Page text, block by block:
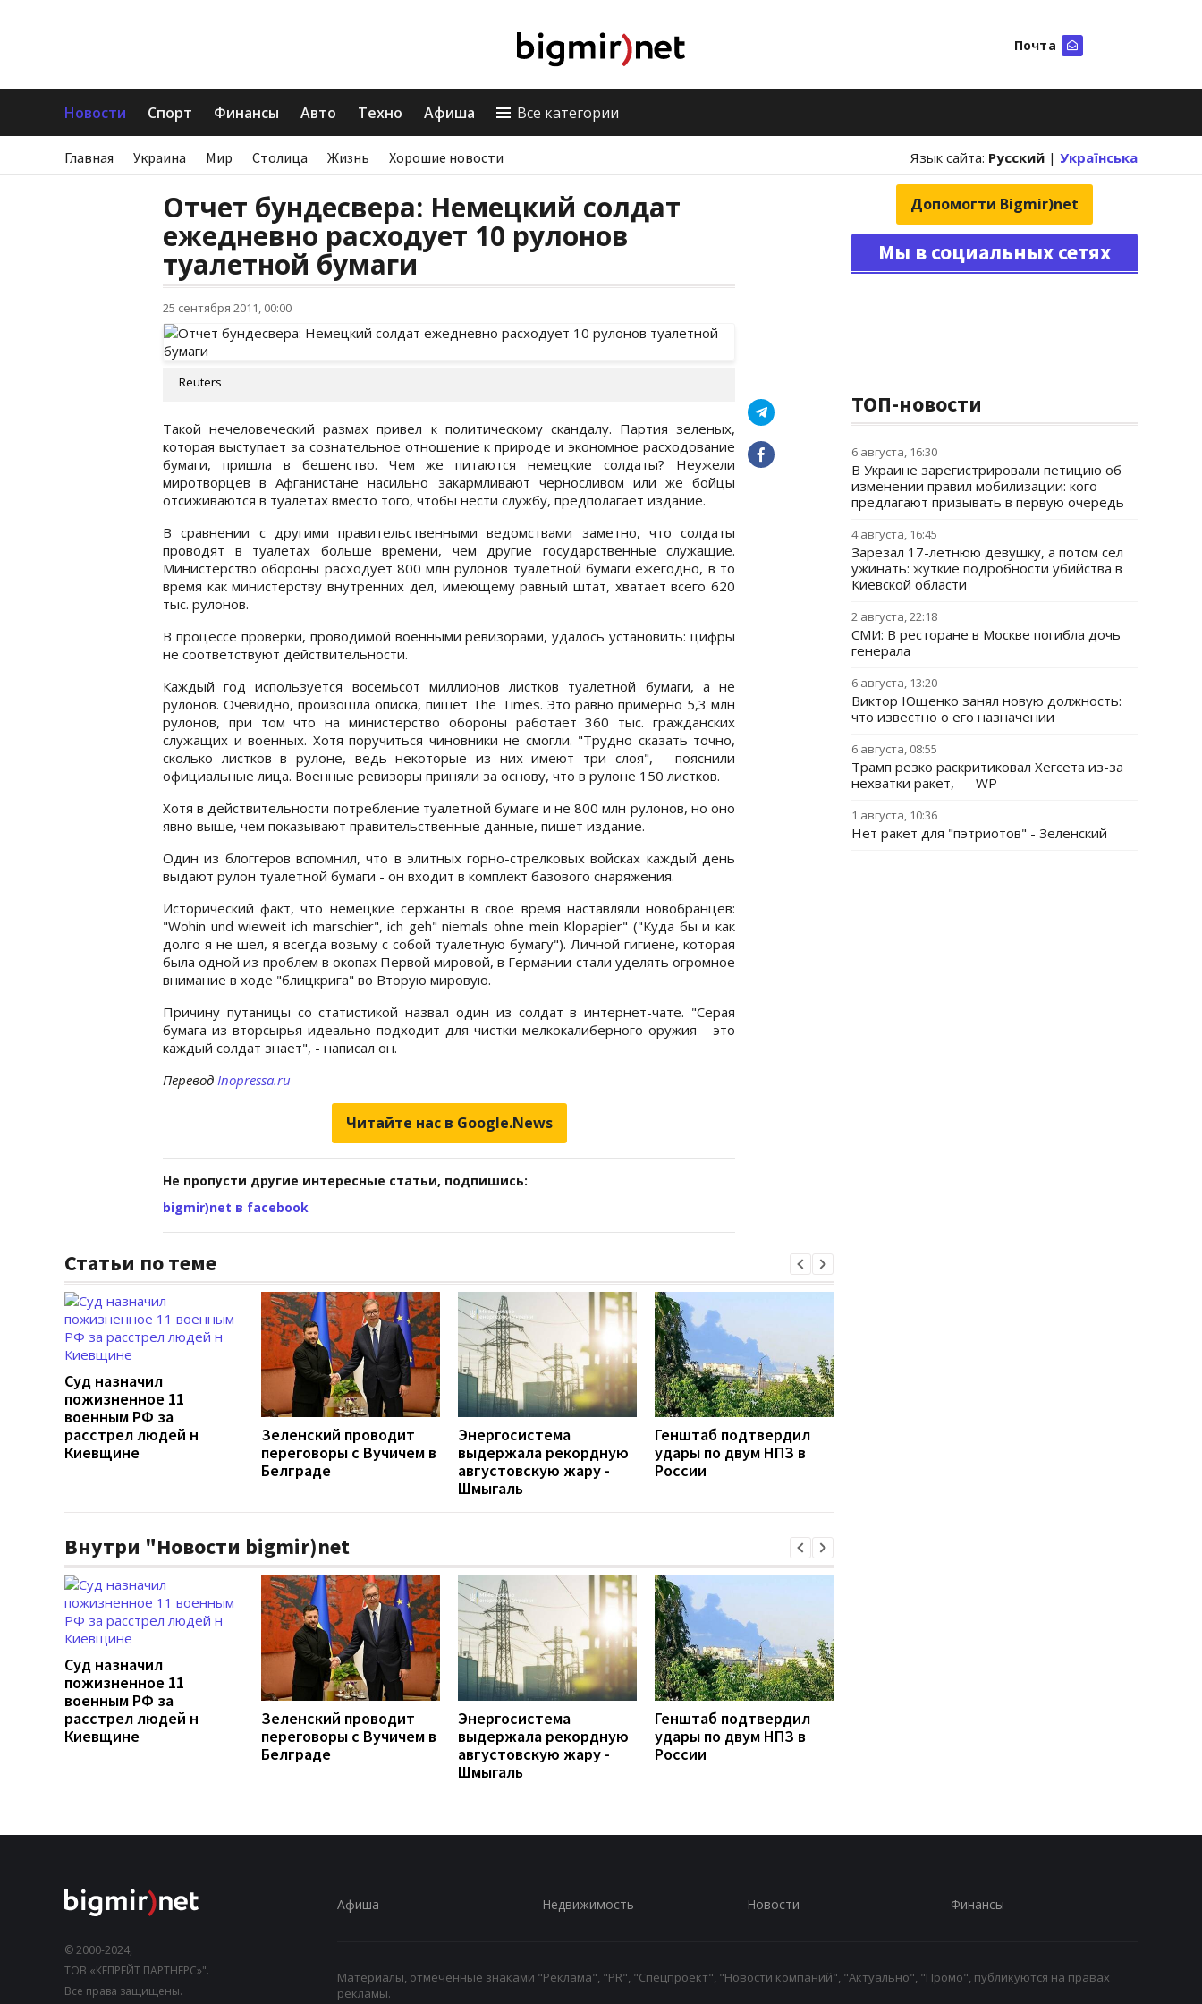
Почта
Новости Спорт Финансы Авто Техно Афиша Все категории
Главная Украина Мир Столица Жизнь Хорошие новости Язык сайта: Русский | Українська
Отчет бундесвера: Немецкий солдат
ежедневно расходует 10 рулонов
туалетной бумаги
25 сентября 2011, 00:00
Reuters
Такой нечеловеческий размах привел к политическому скандалу. Партия зеленых,
которая выступает за сознательное отношение к природе и экономное расходование
бумаги, пришла в бешенство. Чем же питаются немецкие солдаты? Неужели
миротворцев в Афганистане насильно закармливают черносливом или же бойцы
отсиживаются в туалетах вместо того, чтобы нести службу, предполагает издание.
В сравнении с другими правительственными ведомствами заметно, что солдаты
проводят в туалетах больше времени, чем другие государственные служащие.
Министерство обороны расходует 800 млн рулонов туалетной бумаги ежегодно, в то
время как министерству внутренних дел, имеющему равный штат, хватает всего 620
тыс. рулонов.
В процессе проверки, проводимой военными ревизорами, удалось установить: цифры
не соответствуют действительности.
Каждый год используется восемьсот миллионов листков туалетной бумаги, а не
рулонов. Очевидно, произошла описка, пишет The Times. Это равно примерно 5,3 млн
рулонов, при том что на министерство обороны работает 360 тыс. гражданских
служащих и военных. Хотя поручиться чиновники не смогли. "Трудно сказать точно,
сколько листков в рулоне, ведь некоторые из них имеют три слоя", - пояснили
официальные лица. Военные ревизоры приняли за основу, что в рулоне 150 листков.
Хотя в действительности потребление туалетной бумаге и не 800 млн рулонов, но оно
явно выше, чем показывают правительственные данные, пишет издание.
Один из блоггеров вспомнил, что в элитных горно-стрелковых войсках каждый день
выдают рулон туалетной бумаги - он входит в комплект базового снаряжения.
Исторический факт, что немецкие сержанты в свое время наставляли новобранцев:
"Wohin und wieweit ich marschier", ich geh" niemals ohne mein Klopapier" ("Куда бы и как
долго я не шел, я всегда возьму с собой туалетную бумагу"). Личной гигиене, которая
была одной из проблем в окопах Первой мировой, в Германии стали уделять огромное
внимание в ходе "блицкрига" во Вторую мировую.
Причину путаницы со статистикой назвал один из солдат в интернет-чате. "Серая
бумага из вторсырья идеально подходит для чистки мелкокалиберного оружия - это
каждый солдат знает", - написал он.
Перевод Inopressa.ru
Читайте нас в Google.News
Не пропусти другие интересные статьи, подпишись:
bigmir)net в facebook
Статьи по теме
Суд назначил
пожизненное 11
военным РФ за
расстрел людей н
Киевщине
Зеленский проводит
переговоры с Вучичем в
Белграде
Энергосистема
выдержала рекордную
августовскую жару -
Шмыгаль
Генштаб подтвердил
удары по двум НПЗ в
России
Внутри "Новости bigmir)net
Суд назначил
пожизненное 11
военным РФ за
расстрел людей н
Киевщине
Зеленский проводит
переговоры с Вучичем в
Белграде
Энергосистема
выдержала рекордную
августовскую жару -
Шмыгаль
Генштаб подтвердил
удары по двум НПЗ в
России
Допомогти Bigmir)net
Мы в социальных сетях
ТОП-новости
6 августа, 16:30
В Украине зарегистрировали петицию об
изменении правил мобилизации: кого
предлагают призывать в первую очередь
4 августа, 16:45
Зарезал 17-летнюю девушку, а потом сел
ужинать: жуткие подробности убийства в
Киевской области
2 августа, 22:18
СМИ: В ресторане в Москве погибла дочь
генерала
6 августа, 13:20
Виктор Ющенко занял новую должность:
что известно о его назначении
6 августа, 08:55
Трамп резко раскритиковал Хегсета из-за
нехватки ракет, — WP
1 августа, 10:36
Нет ракет для "пэтриотов" - Зеленский
© 2000-2024,
ТОВ «КЕПРЕЙТ ПАРТНЕРС»".
Все права защищены.
Афиша Недвижимость Новости Финансы
Материалы, отмеченные знаками "Реклама", "PR", "Спецпроект", "Новости компаний", "Актуально", "Промо", публикуются на правах
рекламы.